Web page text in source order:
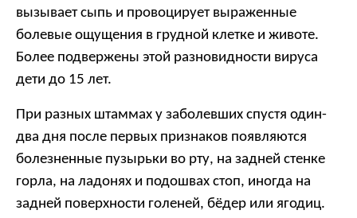
вызывает сыпь и провоцирует выраженные
болевые ощущения в грудной клетке и животе.
Более подвержены этой разновидности вируса
дети до 15 лет.
При разных штаммах у заболевших спустя один-
два дня после первых признаков появляются
болезненные пузырьки во рту, на задней стенке
горла, на ладонях и подошвах стоп, иногда на
задней поверхности голеней, бёдер или ягодиц.